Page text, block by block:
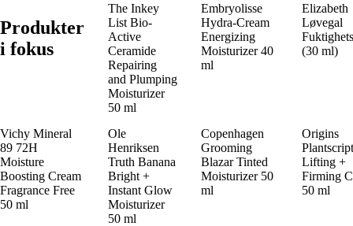
Produkter
i fokus
The Inkey
List Bio-
Active
Ceramide
Repairing
and Plumping
Moisturizer
50 ml
Embryolisse
Hydra-Cream
Energizing
Moisturizer 40
ml
Elizabeth
Løvegal
(30 ml)
Vichy Mineral
89 72H
Moisture
Boosting Cream
Fragrance Free
50 ml
Ole
Henriksen
Truth Banana
Bright +
Instant Glow
Moisturizer
50 ml
Copenhagen
Grooming
Blazar Tinted
Moisturizer 50
ml
Origins
Lifting +
Firming
50 ml